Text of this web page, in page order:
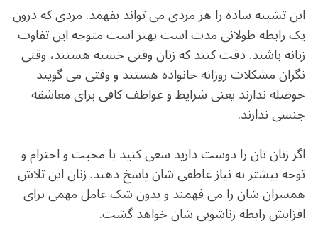
این تشبیه ساده را هر مردی می تواند بفهمد. مردی که درون
یک رابطه طولانی مدت است بهتر است متوجه این تفاوت
زنانه باشند. دقت کنند که زنان وقتی خسته هستند، وقتی
نگران مشکلات روزانه خانواده هستند و وقتی می گویند
حوصله ندارند یعنی شرایط و عواطف کافی برای معاشقه
جنسی ندارند.
اگر زنان تان را دوست دارید سعی کنید با محبت و احترام و
توجه بیشتر به نیاز عاطفی شان پاسخ دهید. زنان این تلاش
همسران شان را می فهمند و بدون شک عامل مهمی برای
افزایش رابطه زناشویی شان خواهد گشت.